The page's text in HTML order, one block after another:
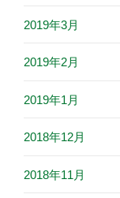
2019年3月
2019年2月
2019年1月
2018年12月
2018年11月